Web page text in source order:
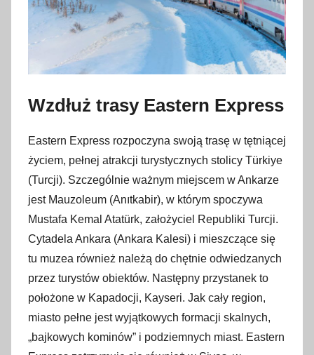
Wzdłuż trasy Eastern Express
Eastern Express rozpoczyna swoją trasę w tętniącej
życiem, pełnej atrakcji turystycznych stolicy Türkiye
(Turcji). Szczególnie ważnym miejscem w Ankarze
jest Mauzoleum (Anıtkabir), w którym spoczywa
Mustafa Kemal Atatürk, założyciel Republiki Turcji.
Cytadela Ankara (Ankara Kalesi) i mieszczące się
tu muzea również należą do chętnie odwiedzanych
przez turystów obiektów. Następny przystanek to
położone w Kapadocji, Kayseri. Jak cały region,
miasto pełne jest wyjątkowych formacji skalnych,
„bajkowych kominów” i podziemnych miast. Eastern